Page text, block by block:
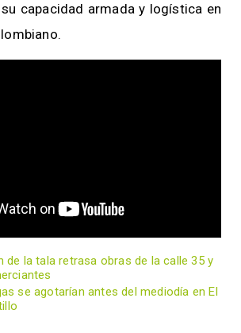
capacidad armada y logística en
de la tala retrasa obras de la calle 35 y
se agotarían antes del mediodía en El